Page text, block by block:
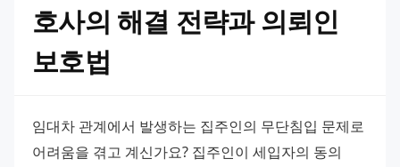
호사의 해결 전략과 의뢰인
보호법
임대차 관계에서 발생하는 집주인의 무단침입 문제로
어려움을 겪고 계신가요? 집주인이 세입자의 동의